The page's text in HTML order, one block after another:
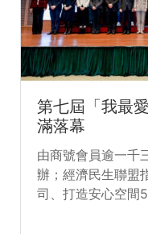
第七屆「我最
滿落幕
由商號會員逾一千
辦；經濟民生聯盟
司、打造安心空間